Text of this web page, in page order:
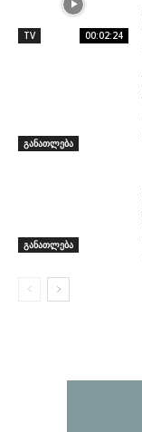
TV 00:02:24
განათლება
განათლება